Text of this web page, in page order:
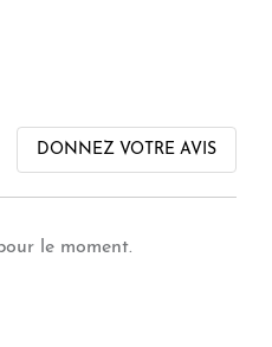
DONNEZ VOTRE AVIS
le moment.